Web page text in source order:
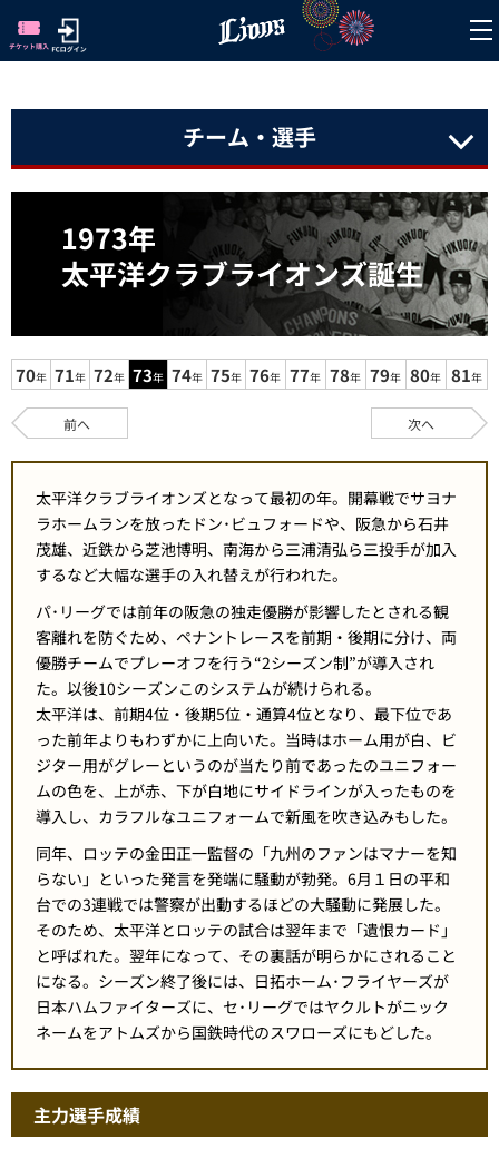
チーム・選手
1973年
太平洋クラブライオンズ誕生
70年 71年 72年 73年 74年 75年 76年 77年 78年 79年 80年 81年
前へ 次へ
太平洋クラブライオンズとなって最初の年。開幕戦でサヨナ
ラホームランを放ったドン･ビュフォードや、阪急から石井
茂雄、近鉄から芝池博明、南海から三浦清弘ら三投手が加入
するなど大幅な選手の入れ替えが行われた。
パ･リーグでは前年の阪急の独走優勝が影響したとされる観
客離れを防ぐため、ペナントレースを前期・後期に分け、両
優勝チームでプレーオフを行う“2シーズン制”が導入され
た。以後10シーズンこのシステムが続けられる。
太平洋は、前期4位・後期5位・通算4位となり、最下位であ
った前年よりもわずかに上向いた。当時はホーム用が白、ビ
ジター用がグレーというのが当たり前であったのユニフォー
ムの色を、上が赤、下が白地にサイドラインが入ったものを
導入し、カラフルなユニフォームで新風を吹き込みもした。
同年、ロッテの金田正一監督の「九州のファンはマナーを知
らない」といった発言を発端に騒動が勃発。6月１日の平和
台での3連戦では警察が出動するほどの大騒動に発展した。
そのため、太平洋とロッテの試合は翌年まで「遺恨カード」
と呼ばれた。翌年になって、その裏話が明らかにされること
になる。シーズン終了後には、日拓ホーム･フライヤーズが
日本ハムファイターズに、セ･リーグではヤクルトがニック
ネームをアトムズから国鉄時代のスワローズにもどした。
主力選手成績